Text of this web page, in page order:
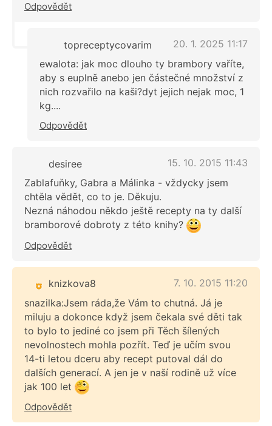
Odpovědět
topreceptycovarim
20. 1. 2025 11:17
ewalota: jak moc dlouho ty brambory vaříte,
aby s euplně anebo jen částečné množství z
nich rozvařilo na kaši?dyt jejich nejak moc, 1
kg....
Odpovědět
desiree
15. 10. 2015 11:43
Zablafuňky, Gabra a Málinka - vždycky jsem
chtěla vědět, co to je. Děkuju.
Nezná náhodou někdo ještě recepty na ty další
bramborové dobroty z této knihy?
Odpovědět
knizkova8
7. 10. 2015 11:20
snazilka:Jsem ráda,že Vám to chutná. Já je
miluju a dokonce když jsem čekala své děti tak
to bylo to jediné co jsem při Těch šílených
nevolnostech mohla pozřít. Teď je učím svou
14-ti letou dceru aby recept putoval dál do
dalších generací. A jen je v naší rodině už více
jak 100 let
Odpovědět